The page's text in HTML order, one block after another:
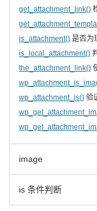
get_attachment_link()
is_attachment() 是否为
is_local_attachment()
the_attachment_link()
wp_attachment_is() 验
image
is 条件判断